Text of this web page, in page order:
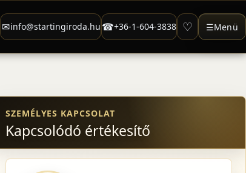
✉info@startingiroda.hu ☎+36-1-604-3838 ♡ ☰Menü
SZEMÉLYES KAPCSOLAT
Kapcsolódó értékesítő